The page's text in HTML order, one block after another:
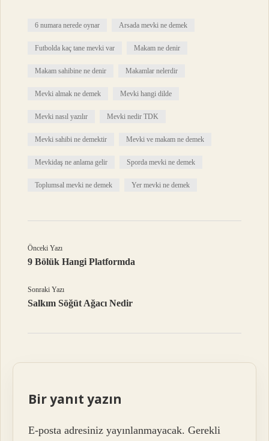
6 numara nerede oynar Arsada mevki ne demek
Futbolda kaç tane mevki var Makam ne denir
Makam sahibine ne denir Makamlar nelerdir
Mevki almak ne demek Mevki hangi dilde
Mevki nasıl yazılır Mevki nedir TDK
Mevki sahibi ne demektir Mevki ve makam ne demek
Mevkidaş ne anlama gelir Sporda mevki ne demek
Toplumsal mevki ne demek Yer mevki ne demek
Önceki Yazı
9 Bölük Hangi Platformda
Sonraki Yazı
Salkım Söğüt Ağacı Nedir
Bir yanıt yazın
E-posta adresiniz yayınlanmayacak. Gerekli